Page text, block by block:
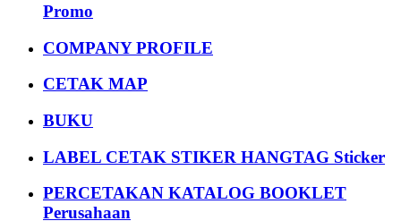
Promo
COMPANY PROFILE
CETAK MAP
BUKU
LABEL CETAK STIKER HANGTAG Sticker
PERCETAKAN KATALOG BOOKLET
Perusahaan